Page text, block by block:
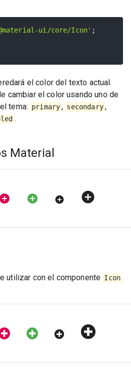
ui/core/Icon' ;
el color del texto actual.
cambiar el color usando uno de
tema: primary, secondary,
.
Material
add_circle add_circle add_circle add_circle
utilizar con el componente Icon